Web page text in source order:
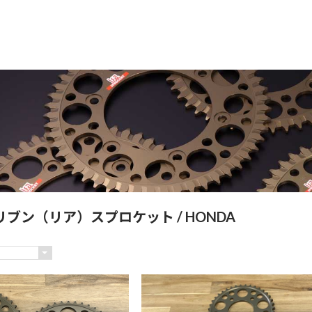
ブン（リア）スプロケット / HONDA